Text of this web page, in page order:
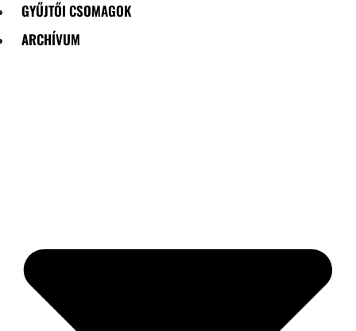
GYŰJTŐI CSOMAGOK
ARCHÍVUM